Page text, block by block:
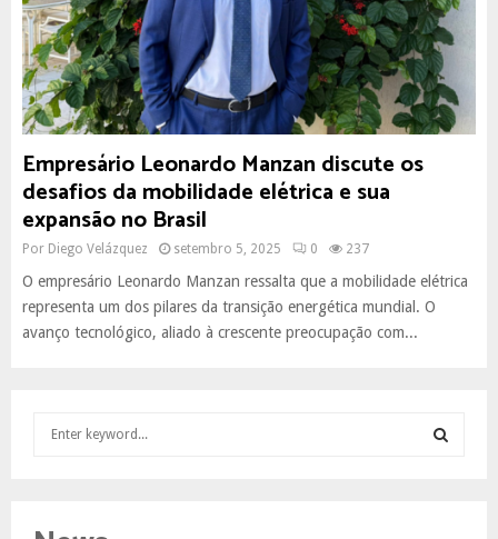
Empresário Leonardo Manzan discute os
desafios da mobilidade elétrica e sua
expansão no Brasil
Por Diego Velázquez setembro 5, 2025 0 237
O empresário Leonardo Manzan ressalta que a mobilidade elétrica
representa um dos pilares da transição energética mundial. O
avanço tecnológico, aliado à crescente preocupação com...